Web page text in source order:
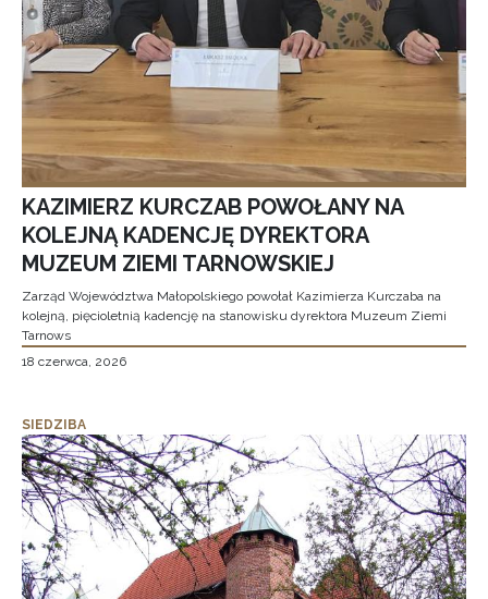
KAZIMIERZ KURCZAB POWOŁANY NA
KOLEJNĄ KADENCJĘ DYREKTORA
MUZEUM ZIEMI TARNOWSKIEJ
Zarząd Województwa Małopolskiego powołał Kazimierza Kurczaba na
kolejną, pięcioletnią kadencję na stanowisku dyrektora Muzeum Ziemi
Tarnows
18 czerwca, 2026
SIEDZIBA